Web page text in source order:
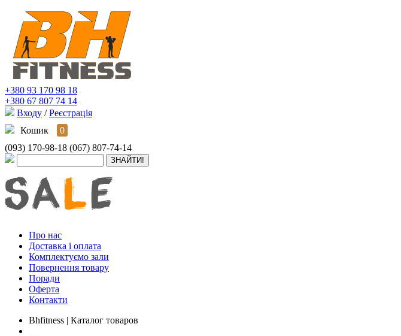
+380 93 170 98 18
+380 67 807 74 14
Входу / Реєстрація
Кошик
0
(093) 170-98-18 (067) 807-74-14
Про нас
Доставка і оплата
Комплектуємо зали
Повернення товару
Поради
Оферта
Контакти
Bhfitness | Каталог товаров